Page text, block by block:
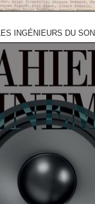
LES INGÉNIEURS DU SON